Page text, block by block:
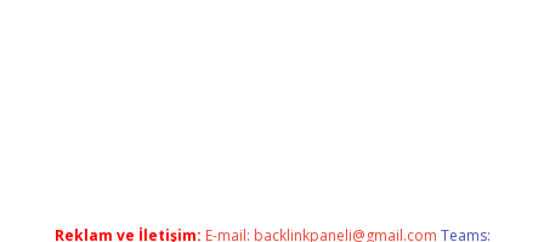
Reklam ve İletişim: E-mail: backlinkpaneli@gmail.com Teams: